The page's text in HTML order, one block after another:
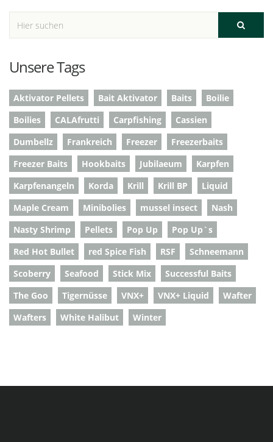
Unsere Tags
Aktivator Pellets Bait Aktivator Baits
Boilie
Boilies
CALAfrutti Carpfishing
Cassien
Dumbellz
Frankreich Freezer
Freezerbaits
Freezer Baits
Hookbaits Jubilaeum
Karpfen
Karpfenangeln
Korda Krill Krill BP
Liquid
Maple Cream
Minibolies mussel insect
Nash
Nasty Shrimp
Pellets Pop Up
Pop Up`s
Red Hot Bullet
red Spice Fish RSF
Schneemann
Scoberry
Seafood Stick Mix
Successful Baits
The Goo
Tigernüsse VNX+ VNX+ Liquid
Wafter
Wafters
White Halibut Winter